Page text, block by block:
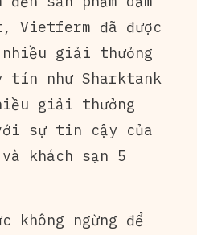
Vietferm đã được
nhiều giải thưởng
tín như Sharktank
giải thưởng
sự tin cậy của
khách sạn 5
không ngừng để